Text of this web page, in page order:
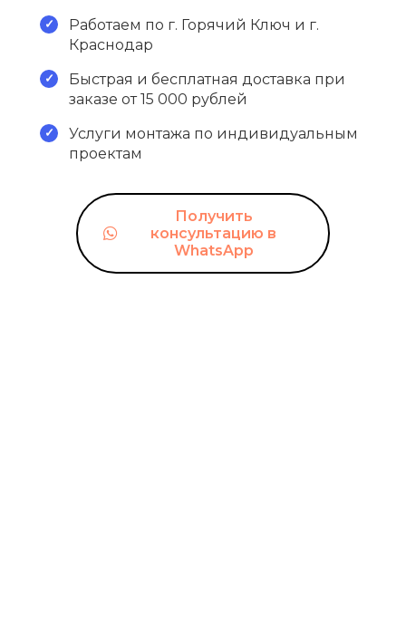
Работаем по г. Горячий Ключ и г.
Краснодар
Быстрая и бесплатная доставка при
заказе от 15 000 рублей
Услуги монтажа по индивидуальным
проектам
Получить
консультацию в
WhatsApp